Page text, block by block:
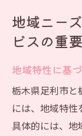
効果
個別プラ
法
個別
子供
専任
個性
地域ニー
ビスの重
地域特性に基
栃木県足利市と
には、地域特性
具体的には、地